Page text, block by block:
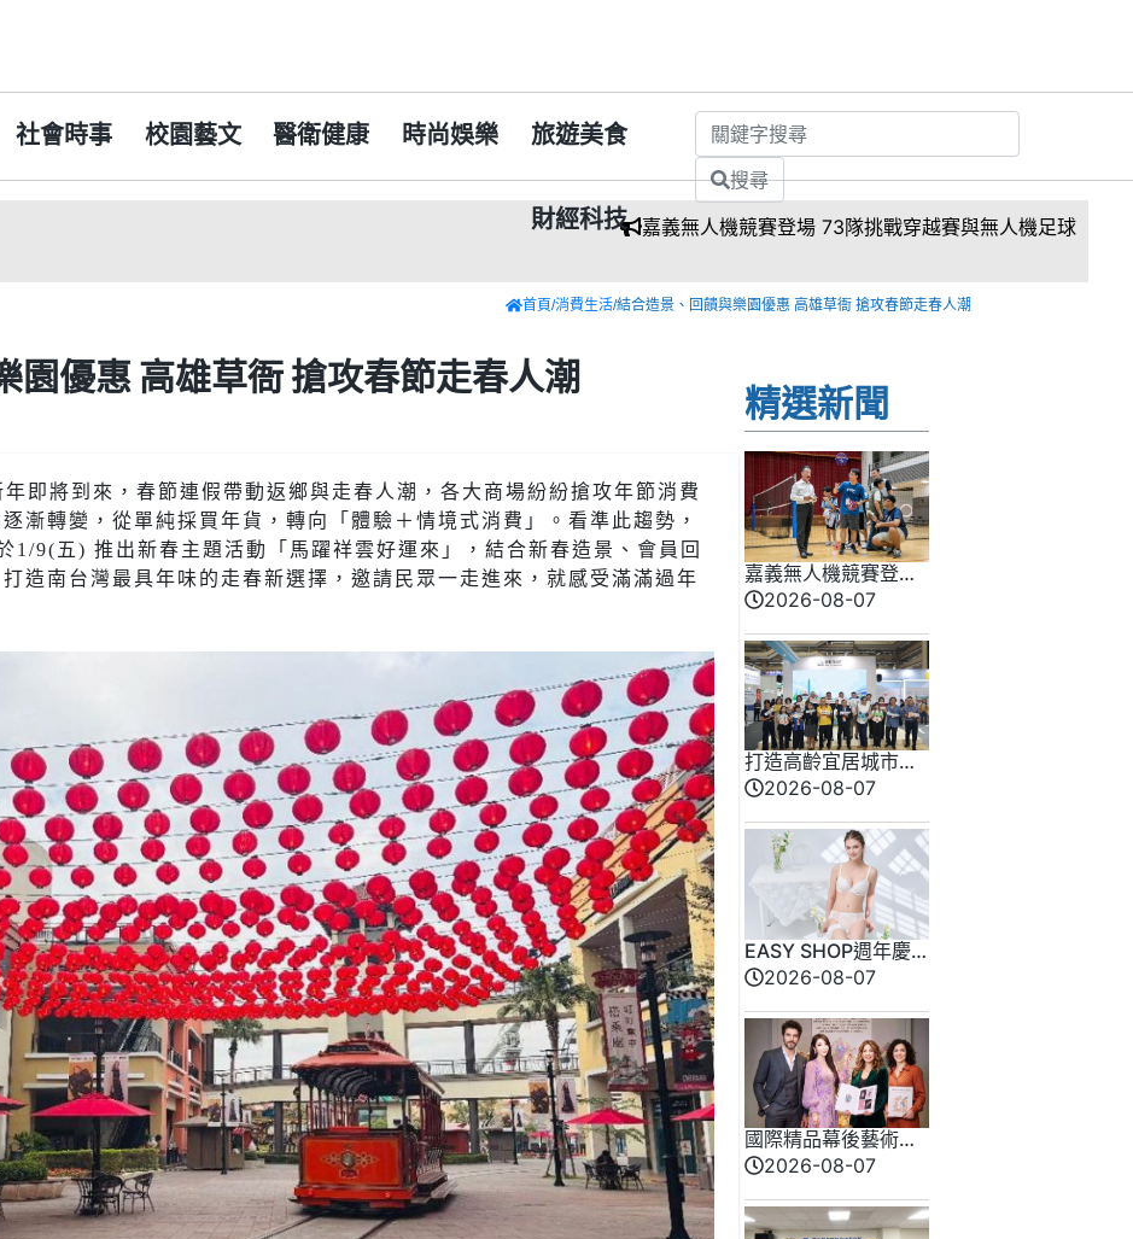
社會時事 校園藝文 醫衛健康 時尚娛樂 旅遊美食
財經科技
搜尋
嘉義無人機競賽登場 73隊挑戰穿越賽與無人機足球
首頁/消費生活/結合造景、回饋與樂園優惠 高雄草衙 搶攻春節走春人潮
園優惠 高雄草衙 搶攻春節走春人潮
即將到來，春節連假帶動返鄉與走春人潮，各大商場紛紛搶攻年節消費
漸轉變，從單純採買年貨，轉向「體驗＋情境式消費」。看準此趨勢，
1/9(五) 推出新春主題活動「馬躍祥雲好運來」，結合新春造景、會員回
造南台灣最具年味的走春新選擇，邀請民眾一走進來，就感受滿滿過年
精選新聞
嘉義無人機競賽登場
73隊挑戰穿越賽與無
2026-08-07
打造高齡宜居城市新
日常 臺北館亮相高
2026-08-07
EASY SHOP週年慶
開跑！全新「戀戀星
一！讓你轉身即是焦
2026-08-07
國際精品幕後藝術推
手 法朵艾絲琳打造
2026-08-07